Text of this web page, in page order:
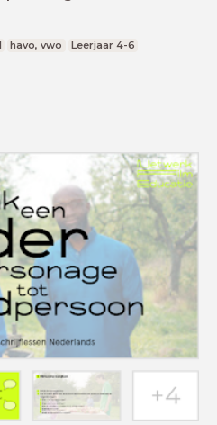
havo, vwo Leerjaar 4-6